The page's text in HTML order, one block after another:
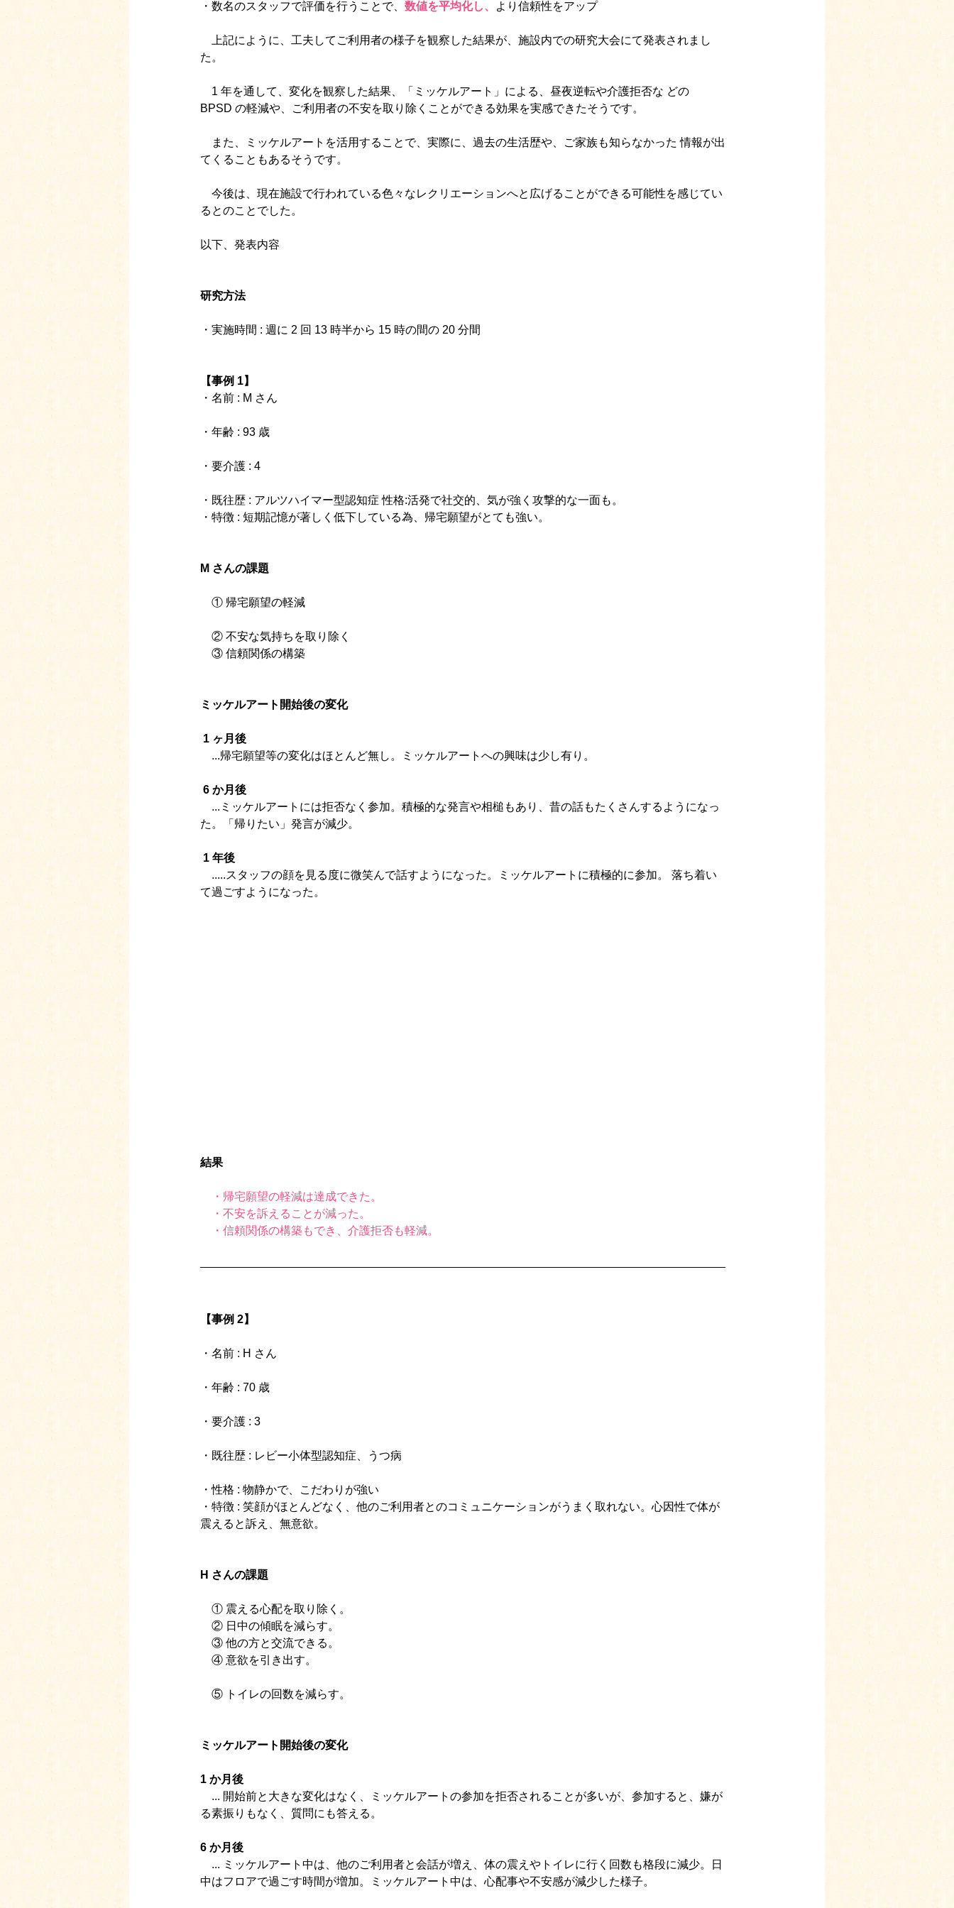
・数名のスタッフで評価を行うことで、 数値を平均化し、 より信頼性をアップ
上記にように、工夫してご利用者の様子を観察した結果が、施設内での研究大会にて発表されまし
た。
1 年を通して、変化を観察した結果、「ミッケルアート」による、昼夜逆転や介護拒否な どの
BPSD の軽減や、ご利用者の不安を取り除くことができる効果を実感できたそうです。
また、ミッケルアートを活用することで、実際に、過去の生活歴や、ご家族も知らなかった 情報が出
てくることもあるそうです。
今後は、現在施設で行われている色々なレクリエーションへと広げることができる可能性を感じてい
るとのことでした。
以下、発表内容
研究方法
・実施時間 : 週に 2 回 13 時半から 15 時の間の 20 分間
【事例 1】
・名前 : M さん
・年齢 : 93 歳
・要介護 : 4
・既往歴 : アルツハイマー型認知症 性格:活発で社交的、気が強く攻撃的な一面も。
・特徴 : 短期記憶が著しく低下している為、帰宅願望がとても強い。
M さんの課題
① 帰宅願望の軽減
② 不安な気持ちを取り除く
③ 信頼関係の構築
ミッケルアート開始後の変化
1 ヶ月後
...帰宅願望等の変化はほとんど無し。ミッケルアートへの興味は少し有り。
6 か月後
...ミッケルアートには拒否なく参加。積極的な発言や相槌もあり、昔の話もたくさんするようになっ
た。「帰りたい」発言が減少。
1 年後
.....スタッフの顔を見る度に微笑んで話すようになった。ミッケルアートに積極的に参加。 落ち着い
て過ごすようになった。
結果
・帰宅願望の軽減は達成できた。
・不安を訴えることが減った。
・信頼関係の構築もでき、介護拒否も軽減。
【事例 2】
・名前 : H さん
・年齢 : 70 歳
・要介護 : 3
・既往歴 : レビー小体型認知症、うつ病
・性格 : 物静かで、こだわりが強い
・特徴 : 笑顔がほとんどなく、他のご利用者とのコミュニケーションがうまく取れない。心因性で体が
震えると訴え、無意欲。
H さんの課題
① 震える心配を取り除く。
② 日中の傾眠を減らす。
③ 他の方と交流できる。
④ 意欲を引き出す。
⑤ トイレの回数を減らす。
ミッケルアート開始後の変化
1 か月後
... 開始前と大きな変化はなく、ミッケルアートの参加を拒否されることが多いが、参加すると、嫌が
る素振りもなく、質問にも答える。
6 か月後
... ミッケルアート中は、他のご利用者と会話が増え、体の震えやトイレに行く回数も格段に減少。日
中はフロアで過ごす時間が増加。ミッケルアート中は、心配事や不安感が減少した様子。